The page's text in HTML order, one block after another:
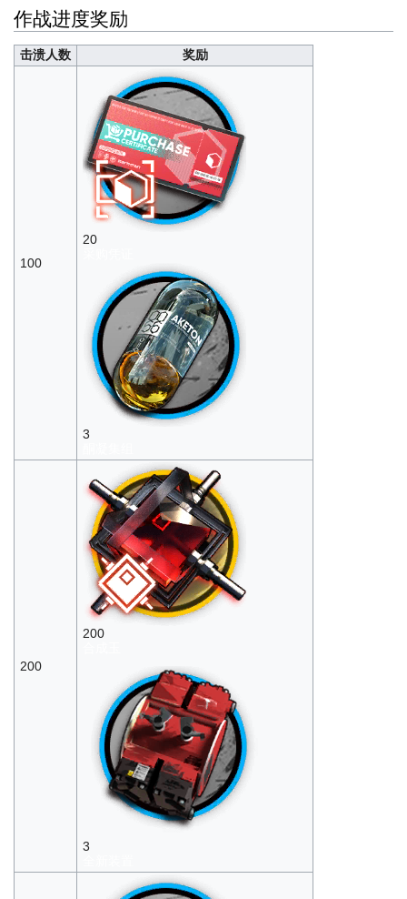
作战进度奖励
击溃人数 奖励
100
20
3
200
200
3